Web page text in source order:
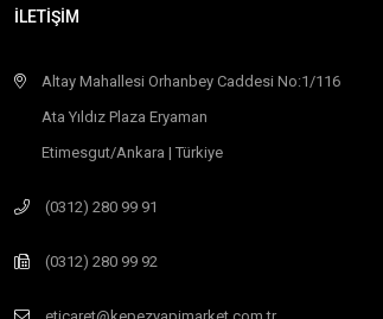
İLETİŞİM
Altay Mahallesi Orhanbey Caddesi No:1/116
Ata Yıldız Plaza Eryaman
Etimesgut/Ankara | Türkiye
(0312) 280 99 91
(0312) 280 99 92